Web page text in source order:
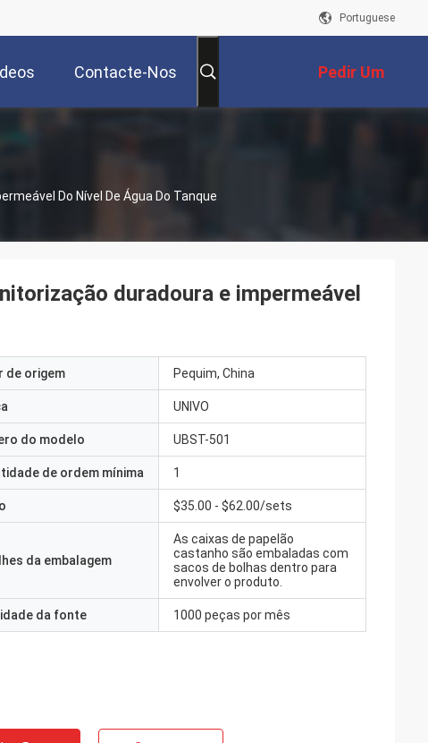
Portuguese
Contacte-Nos Pedir Um
Orçamento
Do Nível De Água Do Tanque
duradoura e impermeável
de origem Pequim, China
UNIVO
do modelo UBST-501
de ordem mínima 1
$35.00 - $62.00/sets
da embalagem
As caixas de papelão
castanho são embaladas com
sacos de bolhas dentro para
envolver o produto.
da fonte 1000 peças por mês